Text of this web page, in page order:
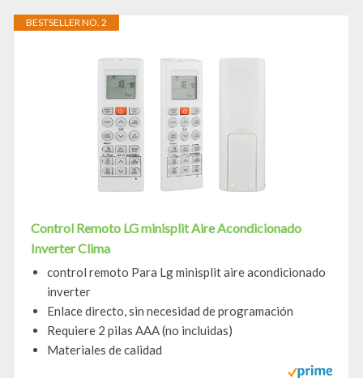
BESTSELLER NO. 2
Control Remoto LG minisplit Aire Acondicionado
Inverter Clima
control remoto Para Lg minisplit aire acondicionado
inverter
Enlace directo, sin necesidad de programación
Requiere 2 pilas AAA (no incluidas)
Materiales de calidad